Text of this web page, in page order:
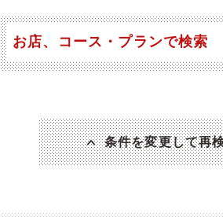
お店、コース・プランで検索
条件を変更して再